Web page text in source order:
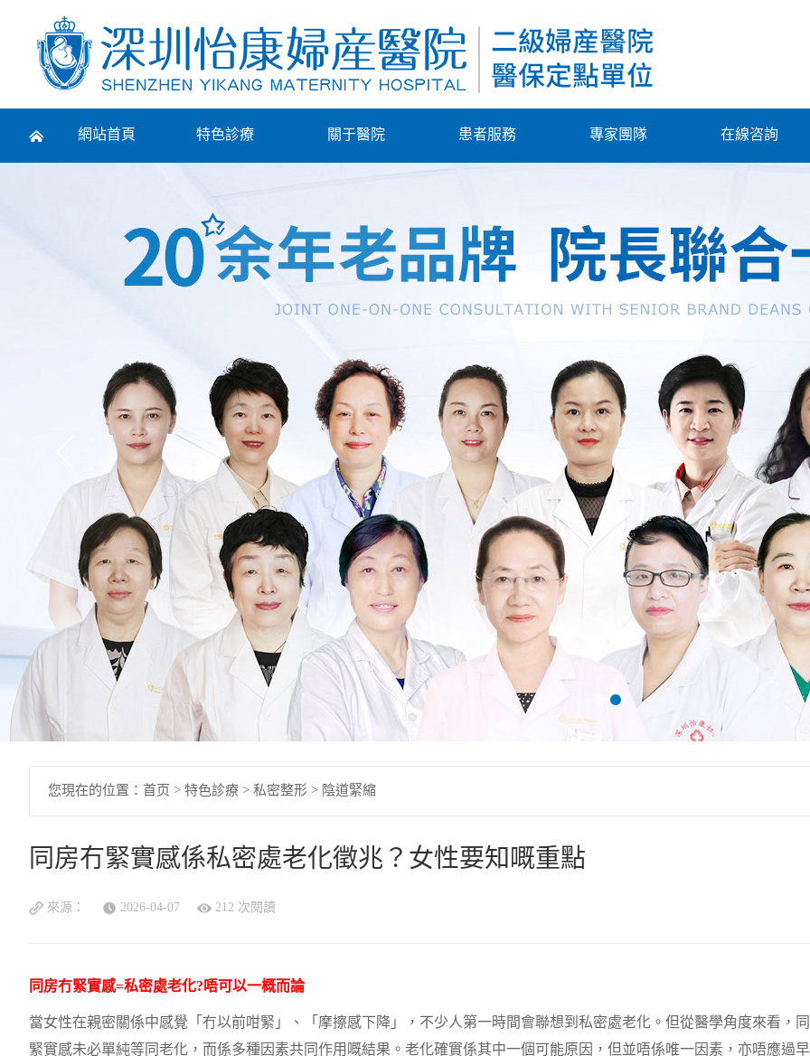
網站首頁 特色診療 關于醫院 患者服務 專家團隊 在線咨詢
Prev
您現在的位置： 首页 > 特色診療 > 私密整形 > 陰道緊縮
同房冇緊實感係私密處老化徵兆？女性要知嘅重點
來源： 2026-04-07 212 次閱讀
同房冇緊實感=私密處老化?唔可以一概而論
當女性在親密關係中感覺「冇以前咁緊」、「摩擦感下降」，不少人第一時間會聯想到私密處老化。但從醫學角度來看，
緊實感未必單純等同老化，而係多種因素共同作用嘅結果。老化確實係其中一個可能原因，但並唔係唯一因素，亦唔應過